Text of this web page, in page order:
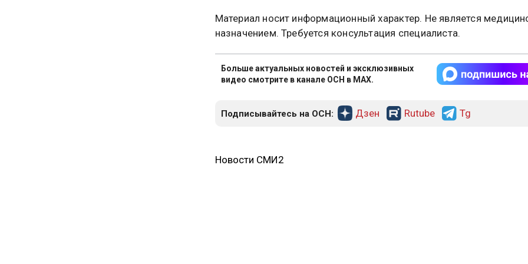
Материал носит информационный характер. Не является
назначением. Требуется консультация специалиста.
Больше актуальных новостей и эксклюзивных
видео смотрите в канале ОСН в MAX.
Подписывайтесь на ОСН: Дзен Rutube Tg
Новости СМИ2